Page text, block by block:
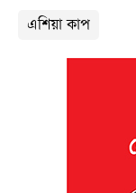
এশিয়া কাপ